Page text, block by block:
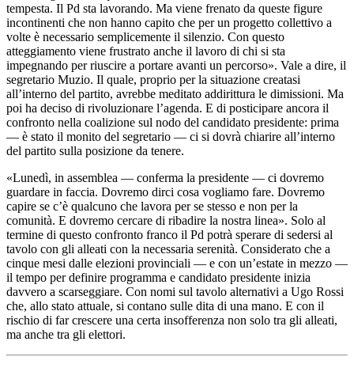
tempesta. Il Pd sta lavorando. Ma viene frenato da queste figure
incontinenti che non hanno capito che per un progetto collettivo a
volte è necessario semplicemente il silenzio. Con questo
atteggiamento viene frustrato anche il lavoro di chi si sta
impegnando per riuscire a portare avanti un percorso». Vale a dire, il
segretario Muzio. Il quale, proprio per la situazione creatasi
all’interno del partito, avrebbe meditato addirittura le dimissioni. Ma
poi ha deciso di rivoluzionare l’agenda. E di posticipare ancora il
confronto nella coalizione sul nodo del candidato presidente: prima
— è stato il monito del segretario — ci si dovrà chiarire all’interno
del partito sulla posizione da tenere.
«Lunedì, in assemblea — conferma la presidente — ci dovremo
guardare in faccia. Dovremo dirci cosa vogliamo fare. Dovremo
capire se c’è qualcuno che lavora per se stesso e non per la
comunità. E dovremo cercare di ribadire la nostra linea». Solo al
termine di questo confronto franco il Pd potrà sperare di sedersi al
tavolo con gli alleati con la necessaria serenità. Considerato che a
cinque mesi dalle elezioni provinciali — e con un’estate in mezzo —
il tempo per definire programma e candidato presidente inizia
davvero a scarseggiare. Con nomi sul tavolo alternativi a Ugo Rossi
che, allo stato attuale, si contano sulle dita di una mano. E con il
rischio di far crescere una certa insofferenza non solo tra gli alleati,
ma anche tra gli elettori.